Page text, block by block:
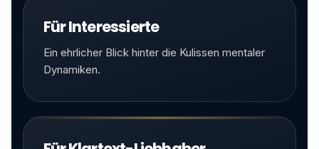
Für Interessierte
Ein ehrlicher Blick hinter die Kulissen mentaler
Dynamiken.